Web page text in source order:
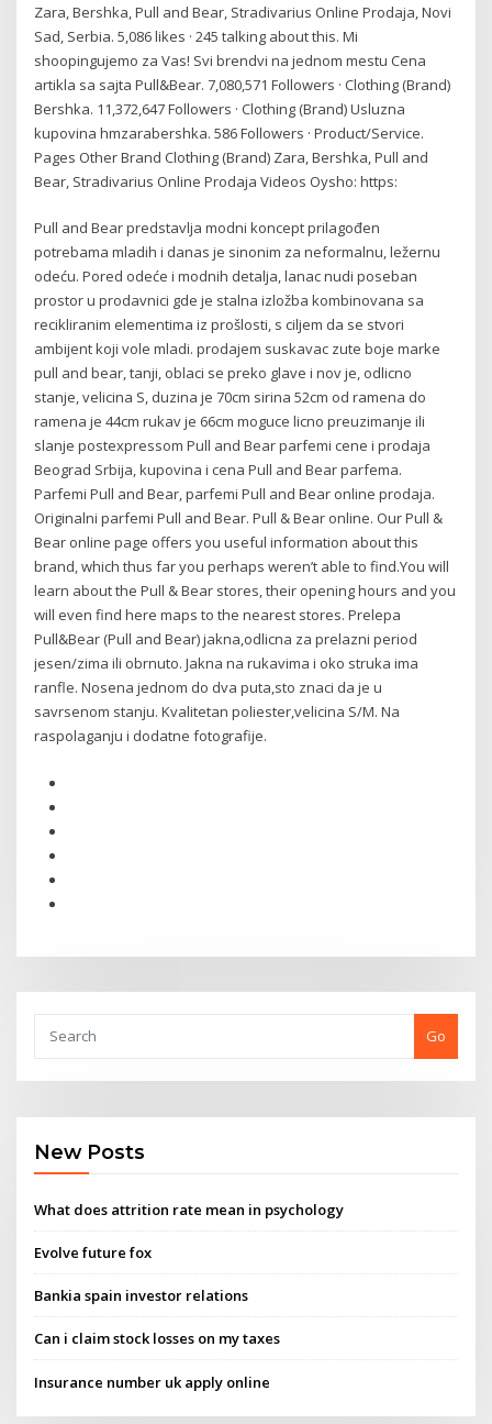
Zara, Bershka, Pull and Bear, Stradivarius Online Prodaja, Novi
Sad, Serbia. 5,086 likes · 245 talking about this. Mi
shoopingujemo za Vas! Svi brendvi na jednom mestu Cena
artikla sa sajta Pull&Bear. 7,080,571 Followers · Clothing (Brand)
Bershka. 11,372,647 Followers · Clothing (Brand) Usluzna
kupovina hmzarabershka. 586 Followers · Product/Service.
Pages Other Brand Clothing (Brand) Zara, Bershka, Pull and
Bear, Stradivarius Online Prodaja Videos Oysho: https:
Pull and Bear predstavlja modni koncept prilagođen
potrebama mladih i danas je sinonim za neformalnu, ležernu
odeću. Pored odeće i modnih detalja, lanac nudi poseban
prostor u prodavnici gde je stalna izložba kombinovana sa
recikliranim elementima iz prošlosti, s ciljem da se stvori
ambijent koji vole mladi. prodajem suskavac zute boje marke
pull and bear, tanji, oblaci se preko glave i nov je, odlicno
stanje, velicina S, duzina je 70cm sirina 52cm od ramena do
ramena je 44cm rukav je 66cm moguce licno preuzimanje ili
slanje postexpressom Pull and Bear parfemi cene i prodaja
Beograd Srbija, kupovina i cena Pull and Bear parfema.
Parfemi Pull and Bear, parfemi Pull and Bear online prodaja.
Originalni parfemi Pull and Bear. Pull & Bear online. Our Pull &
Bear online page offers you useful information about this
brand, which thus far you perhaps weren’t able to find.You will
learn about the Pull & Bear stores, their opening hours and you
will even find here maps to the nearest stores. Prelepa
Pull&Bear (Pull and Bear) jakna,odlicna za prelazni period
jesen/zima ili obrnuto. Jakna na rukavima i oko struka ima
ranfle. Nosena jednom do dva puta,sto znaci da je u
savrsenom stanju. Kvalitetan poliester,velicina S/M. Na
raspolaganju i dodatne fotografije.
Go
New Posts
What does attrition rate mean in psychology
Evolve future fox
Bankia spain investor relations
Can i claim stock losses on my taxes
Insurance number uk apply online